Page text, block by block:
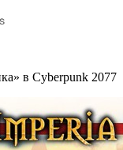
в Cyberpunk 2077